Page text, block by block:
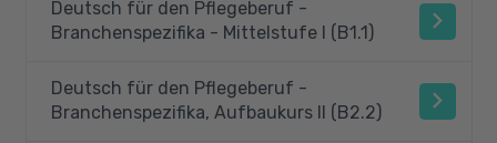
Deutsch für den Pflegeberuf -
Branchenspezifika - Mittelstufe I (B1.1)
Deutsch für den Pflegeberuf -
Branchenspezifika, Aufbaukurs II (B2.2)